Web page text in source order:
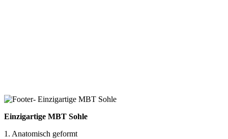
Einzigartige MBT Sohle
1. Anatomisch geformt